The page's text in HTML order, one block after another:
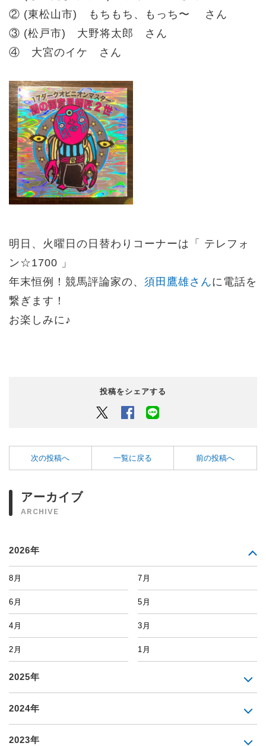
② (東松山市) もちもち、もっち〜 さん
③ (松戸市) 大野将太郎 さん
④ 大宮のイケ さん
明日、火曜日の日替わりコーナーは「 テレフォ
ン☆1700 」
年末恒例！ 競馬評論家の、 須田鷹雄さんに電話を
繋ぎます！
お楽しみに♪
投稿をシェアする
Twitter Facebook
次の投稿へ 一覧に戻る 前の投稿へ
アーカイブ
ARCHIVE
2026年
8月 7月
6月 5月
4月 3月
2月 1月
2025年
2024年
2023年